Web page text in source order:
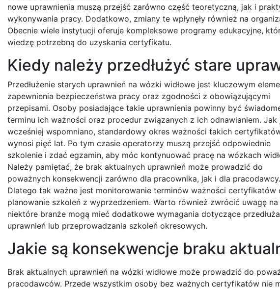
nowe uprawnienia muszą przejść zarówno część teoretyczną, jak i
wykonywania pracy. Dodatkowo, zmiany te wpłynęły również na
Obecnie wiele instytucji oferuje kompleksowe programy edukacyjne,
wiedzę potrzebną do uzyskania certyfikatu.
Kiedy należy przedłużyć stare
Przedłużenie starych uprawnień na wózki widłowe jest kluczowym
zapewnienia bezpieczeństwa pracy oraz zgodności z obowiązującymi
przepisami. Osoby posiadające takie uprawnienia powinny być
terminu ich ważności oraz procedur związanych z ich odnawianiem. Jak
wcześniej wspomniano, standardowy okres ważności takich
wynosi pięć lat. Po tym czasie operatorzy muszą przejść odpowiednie
szkolenie i zdać egzamin, aby móc kontynuować pracę na wózkach
Należy pamiętać, że brak aktualnych uprawnień może prowadzić do
poważnych konsekwencji zarówno dla pracownika, jak i dla pracodawcy.
Dlatego tak ważne jest monitorowanie terminów ważności certyfikatów
planowanie szkoleń z wyprzedzeniem. Warto również zwrócić uwagę
niektóre branże mogą mieć dodatkowe wymagania dotyczące
uprawnień lub przeprowadzania szkoleń okresowych.
Jakie są konsekwencje braku
Brak aktualnych uprawnień na wózki widłowe może prowadzić do
pracodawców. Przede wszystkim osoby bez ważnych certyfikatów nie